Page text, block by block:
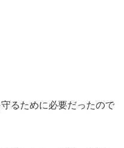
るために必要だったので